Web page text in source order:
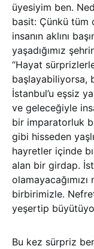
üyesiyim ben.
basit: Çünkü tüm
insanın aklını
yaşadığımız
“Hayat
başlayabiliyorsa,
İstanbul’u eşsiz
ve geleceğiyle
bir imparatorluk
gibi hisseden
hayretler içinde
alan bir girdap.
olamayacağımızı
birbirimizle.
yeşertip
Bu kez sürpriz